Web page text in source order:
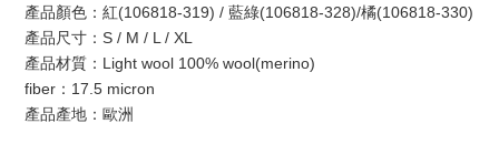
產品顏色：紅(106818-319) / 藍綠(106818-328)/橘(106818-330)
產品尺寸：S / M / L / XL
產品材質：Light wool 100% wool(merino)
fiber：17.5 micron
產品產地：歐洲